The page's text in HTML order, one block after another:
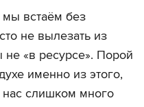
встаём без
не вылезать из
не «в ресурсе». Порой
именно из этого,
нас слишком много